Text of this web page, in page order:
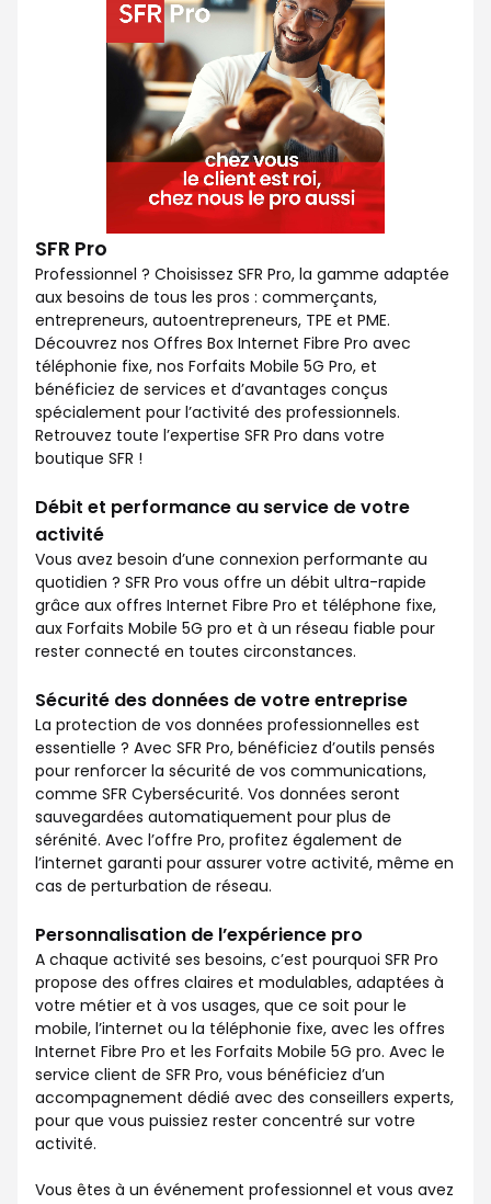
SFR Pro
Professionnel ? Choisissez SFR Pro, la gamme adaptée
aux besoins de tous les pros : commerçants,
entrepreneurs, autoentrepreneurs, TPE et PME.
Découvrez nos Offres Box Internet Fibre Pro avec
téléphonie fixe, nos Forfaits Mobile 5G Pro, et
bénéficiez de services et d’avantages conçus
spécialement pour l’activité des professionnels.
Retrouvez toute l’expertise SFR Pro dans votre
boutique SFR !
Débit et performance au service de votre
activité
Vous avez besoin d’une connexion performante au
quotidien ? SFR Pro vous offre un débit ultra-rapide
grâce aux offres Internet Fibre Pro et téléphone fixe,
aux Forfaits Mobile 5G pro et à un réseau fiable pour
rester connecté en toutes circonstances.
Sécurité des données de votre entreprise
La protection de vos données professionnelles est
essentielle ? Avec SFR Pro, bénéficiez d’outils pensés
pour renforcer la sécurité de vos communications,
comme SFR Cybersécurité. Vos données seront
sauvegardées automatiquement pour plus de
sérénité. Avec l’offre Pro, profitez également de
l’internet garanti pour assurer votre activité, même en
cas de perturbation de réseau.
Personnalisation de l’expérience pro
A chaque activité ses besoins, c’est pourquoi SFR Pro
propose des offres claires et modulables, adaptées à
votre métier et à vos usages, que ce soit pour le
mobile, l’internet ou la téléphonie fixe, avec les offres
Internet Fibre Pro et les Forfaits Mobile 5G pro. Avec le
service client de SFR Pro, vous bénéficiez d’un
accompagnement dédié avec des conseillers experts,
pour que vous puissiez rester concentré sur votre
activité.
Vous êtes à un événement professionnel et vous avez